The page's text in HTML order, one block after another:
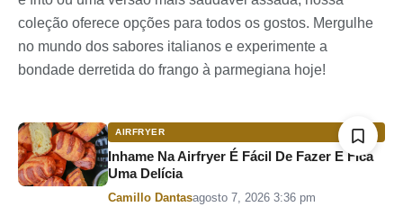
coleção oferece opções para todos os gostos. Mergulhe
no mundo dos sabores italianos e experimente a
bondade derretida do frango à parmegiana hoje!
AIRFRYER
Inhame Na Airfryer É Fácil De Fazer E Fica
Uma Delícia
Por
Camillo Dantasagosto 7, 2026 3:36 pm